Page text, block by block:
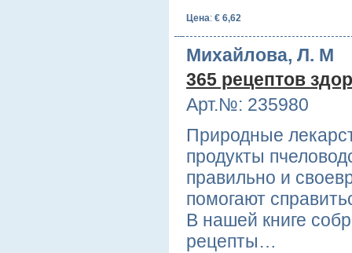
Цена: € 6,62
Михайлова, Л. М
365 рецептов
Арт.№: 235980
Природные
продукты
правильно и
помогают
В нашей книге
рецепты…